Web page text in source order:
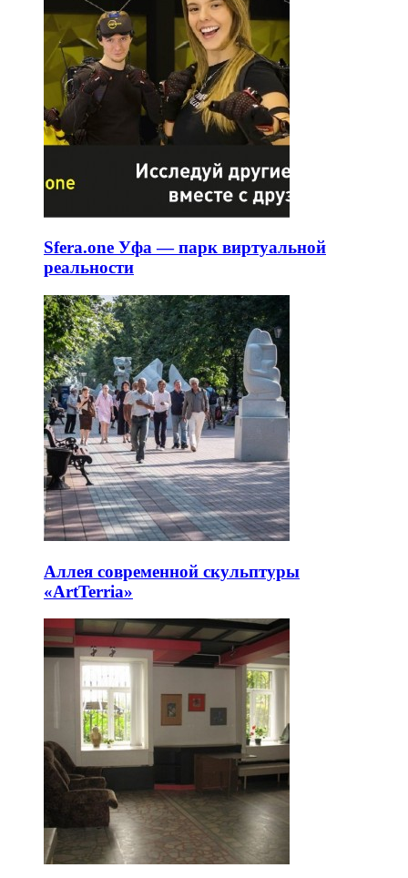
Sfera.one Уфа — парк виртуальной
реальности
Аллея современной скульптуры
«ArtTerria»